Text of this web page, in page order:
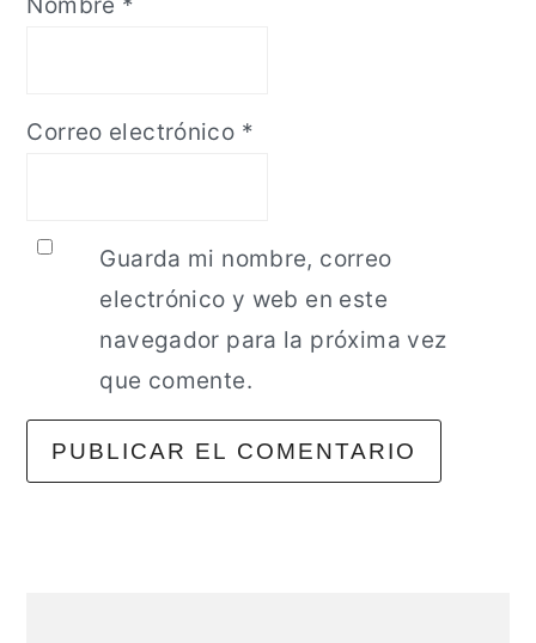
Correo electrónico *
Guarda mi nombre, correo
electrónico y web en este
navegador para la próxima vez
que comente.